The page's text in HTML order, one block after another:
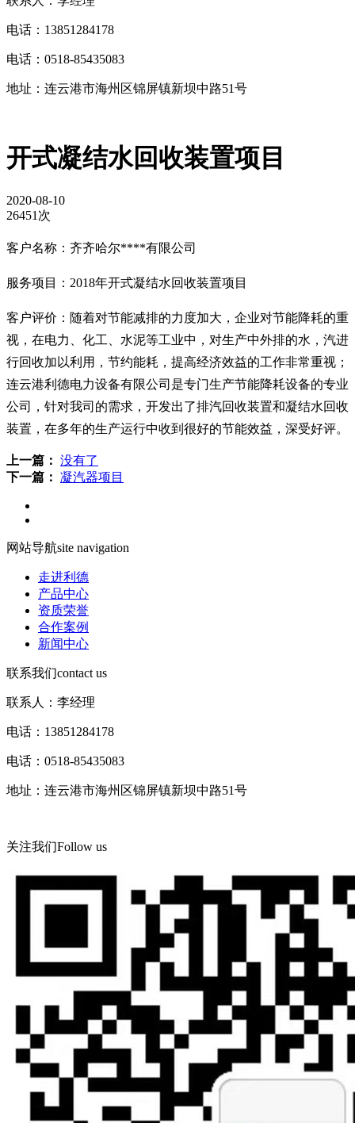
电话：13851284178
电话：0518-85435083
地址：连云港市海州区锦屏镇新坝中路51号
开式凝结水回收装置项目
2020-08-10
26451次
客户名称：齐齐哈尔****有限公司
服务项目：2018年开式凝结水回收装置项目
客户评价：随着对节能减排的力度加大，企业对节能降耗的重
视，在电力、化工、水泥等工业中，对生产中外排的水，汽进
行回收加以利用，节约能耗，提高经济效益的工作非常重视；
连云港利德电力设备有限公司是专门生产节能降耗设备的专业
公司，针对我司的需求，开发出了排汽回收装置和凝结水回收
装置，在多年的生产运行中收到很好的节能效益，深受好评。
上一篇： 没有了
下一篇： 凝汽器项目
网站导航site navigation
走进利德
产品中心
资质荣誉
合作案例
新闻中心
联系我们contact us
联系人：李经理
电话：13851284178
电话：0518-85435083
地址：连云港市海州区锦屏镇新坝中路51号
关注我们Follow us